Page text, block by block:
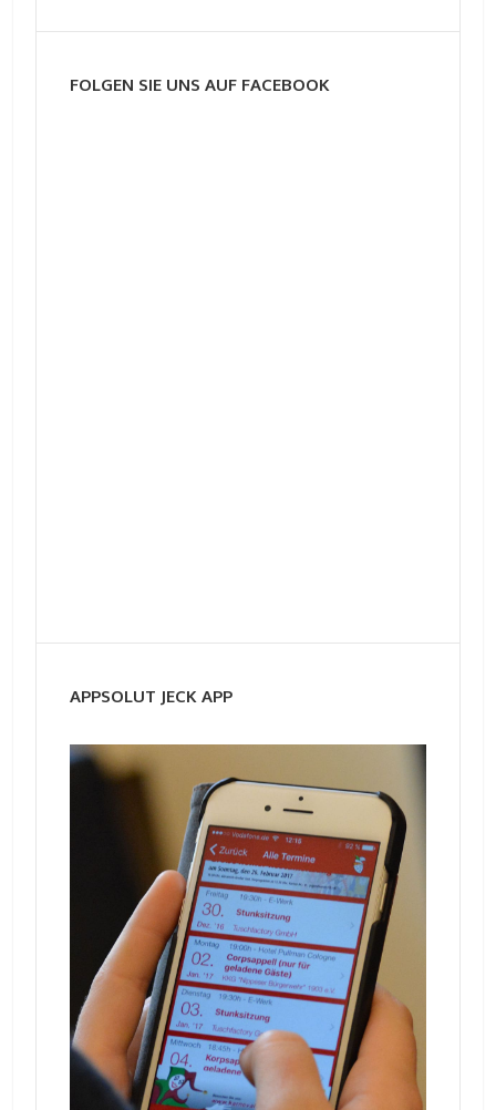
FOLGEN SIE UNS AUF FACEBOOK
APPSOLUT JECK APP